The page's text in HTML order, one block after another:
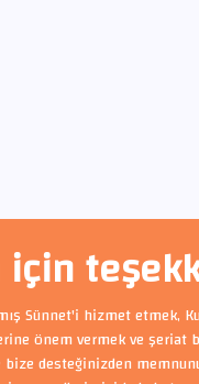
Sünnet'i hizmet etmek,
önem vermek ve şeriat
desteğinizden